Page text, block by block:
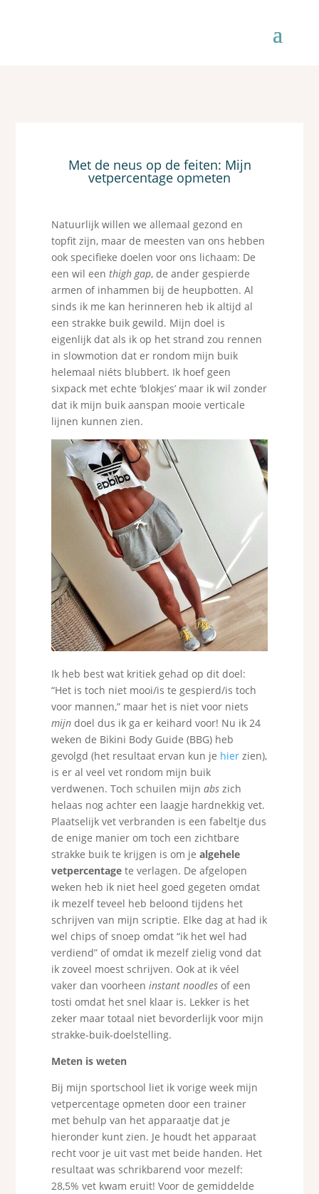
Met de neus op de feiten: Mijn
vetpercentage opmeten
Natuurlijk willen we allemaal gezond en
topfit zijn, maar de meesten van ons hebben
ook specifieke doelen voor ons lichaam: De
een wil eenthigh gap, de ander gespierde
armen of inhammen bij de heupbotten. Al
sinds ik me kan herinneren heb ik altijd al
een strakke buik gewild. Mijn doel is
eigenlijk dat als ik op het strand zou rennen
in slowmotion dat er rondom mijn buik
helemaal niéts blubbert. Ik hoef geen
sixpack met echte ‘blokjes’ maar ik wil zonder
dat ik mijn buik aanspan mooie verticale
lijnen kunnen zien.
Ik heb best wat kritiek gehad op dit doel:
“Het is toch niet mooi/is te gespierd/is toch
voor mannen,” maar het is niet voor niets
mijn doel dus ik ga er keihard voor! Nu ik 24
weken de Bikini Body Guide (BBG) heb
gevolgd (het resultaat ervan kun je hier zien),
is er al veel vet rondom mijn buik
verdwenen. Toch schuilen mijnabszich
helaas nog achter een laagje hardnekkig vet.
Plaatselijk vet verbranden is een fabeltje dus
de enige manier om toch een zichtbare
strakke buik te krijgen is om jealgehele
vetpercentage te verlagen. De afgelopen
weken heb ik niet heel goed gegeten omdat
ik mezelf teveel heb beloond tijdens het
schrijven van mijn scriptie. Elke dag at had ik
wel chips of snoep omdat “ik het wel had
verdiend” of omdat ik mezelf zielig vond dat
ik zoveel moest schrijven. Ook at ik véel
vaker dan voorheeninstant noodles of een
tosti omdat het snel klaar is. Lekker is het
zeker maar totaal niet bevorderlijk voor mijn
strakke-buik-doelstelling.
Meten is weten
Bij mijn sportschool liet ik vorige week mijn
vetpercentage opmeten door een trainer
met behulp van het apparaatje dat je
hieronder kunt zien. Je houdt het apparaat
recht voor je uit vast met beide handen. Het
resultaat was schrikbarend voor mezelf:
28,5% vet kwam eruit! Voor de gemiddelde